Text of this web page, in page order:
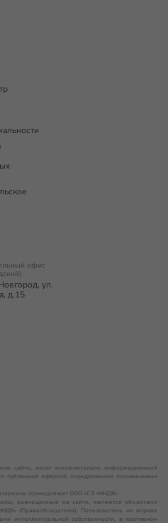
офис
ул.
д.15
сайте, носит исключительно информационный
публичной офертой, определяемой положениями
принадлежат ООО «СЗ «ННДК».
размещенные на сайте, являются объектами
(Правообладателя). Пользователь не вправе
интеллектуальной собственности, в противном